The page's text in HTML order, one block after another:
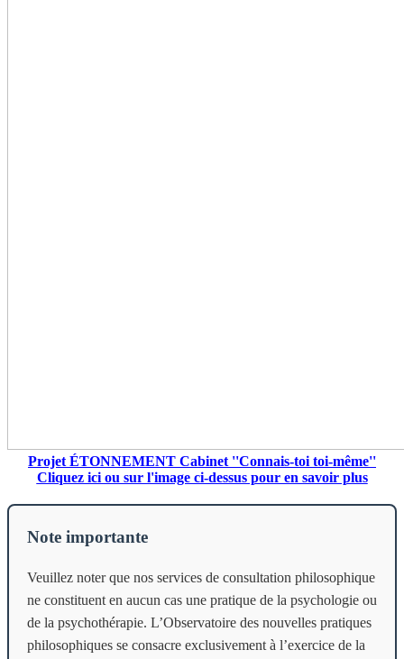
Projet ÉTONNEMENT Cabinet ''Connais-toi toi-même''
Cliquez ici ou sur l'image ci-dessus pour en savoir plus
Note importante
Veuillez noter que nos services de consultation philosophique
ne constituent en aucun cas une pratique de la psychologie ou
de la psychothérapie. L’Observatoire des nouvelles pratiques
philosophiques se consacre exclusivement à l’exercice de la